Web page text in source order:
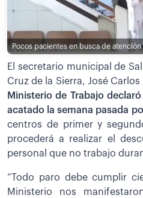
Pocos pacientes en busca de atención
El secretario municipal de
Cruz de la Sierra, José
Ministerio de Trabajo
acatado la semana pasada
centros de primer y
procederá a realizar el
personal que no trabajo
“Todo paro debe cumplir
Ministerio nos